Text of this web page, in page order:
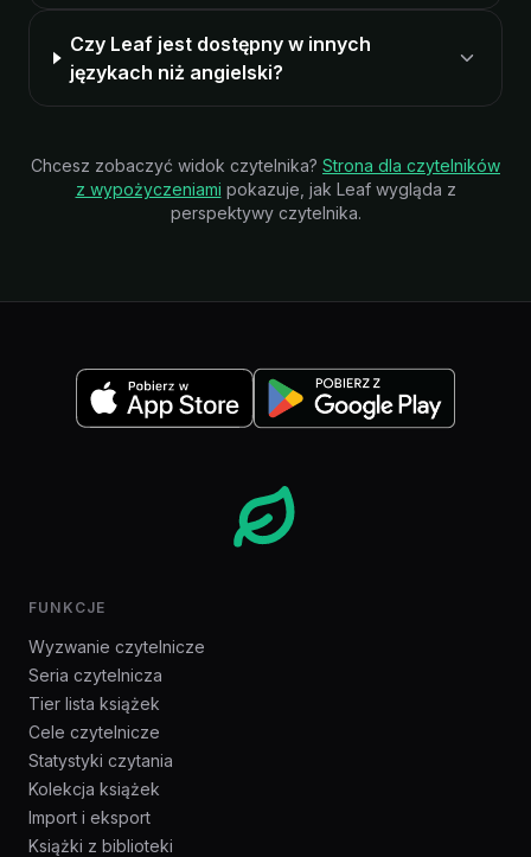
Czy Leaf jest dostępny w innych
językach niż angielski?
Chcesz zobaczyć widok czytelnika? Strona dla czytelników
z wypożyczeniami pokazuje, jak Leaf wygląda z
perspektywy czytelnika.
FUNKCJE
Wyzwanie czytelnicze
Seria czytelnicza
Tier lista książek
Cele czytelnicze
Statystyki czytania
Kolekcja książek
Import i eksport
Książki z biblioteki